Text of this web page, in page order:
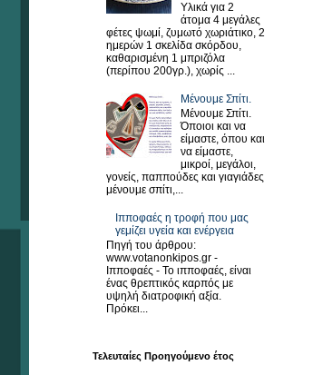
Υλικά για 2
άτομα 4 μεγάλες
φέτες ψωμί, ζυμωτό χωριάτικο, 2
ημερών 1 σκελίδα σκόρδου,
καθαρισμένη 1 μπριζόλα
(περίπου 200γρ.), χωρίς ...
Μένουμε Σπίτι.
Μένουμε Σπίτι.
Όποιοι και να
είμαστε, όπου και
να είμαστε,
μικροί, μεγάλοι,
γονείς, παππούδες και γιαγιάδες
μένουμε σπίτι,...
Ιπποφαές η τροφή που μας
γεμίζει υγεία και ενέργεια
Πηγή του άρθρου:
www.votanonkipos.gr -
Ιπποφαές - Το ιπποφαές, είναι
ένας θρεπτικός καρπός με
υψηλή διατροφική αξία.
Πρόκει...
Τελευταίες Προηγούμενο έτος